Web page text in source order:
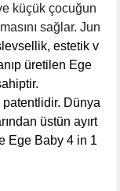
küçük çocuğun
sağlar. Jun
estetik v
üretilen Ege
Dünya
üstün ayırt
Ege Baby 4 in 1